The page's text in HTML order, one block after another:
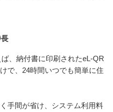
住民税をau PAY（請求書支払
も、住民税の支払いにはau